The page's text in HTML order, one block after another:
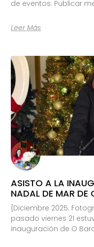
de eventos: Publicar
Leer Más
ASISTO A LA
NADAL DE MAR DE
{Diciembre 2025.
pasado viernes 21
inauguración de O